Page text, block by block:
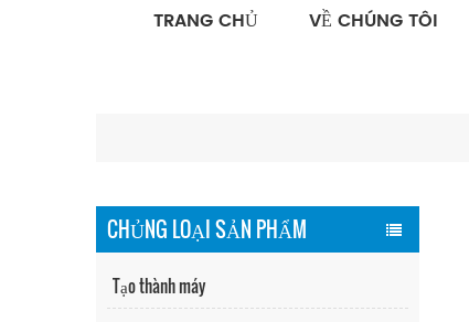
TRANG CHỦ VỀ CHÚNG TÔI
CHỦNG LOẠI SẢN PHẨM
Tạo thành máy